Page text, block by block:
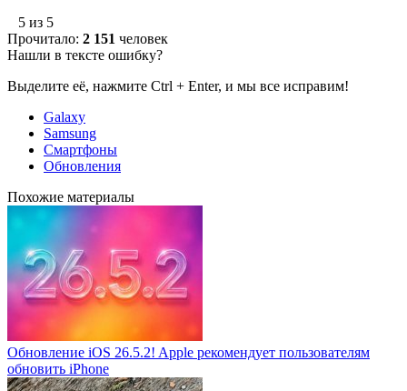
5 из 5
Прочитало: 2 151 человек
Нашли в тексте ошибку?
Выделите её, нажмите Ctrl + Enter, и мы все исправим!
Galaxy
Samsung
Смартфоны
Обновления
Похожие материалы
Обновление iOS 26.5.2! Apple рекомендует пользователям
обновить iPhone